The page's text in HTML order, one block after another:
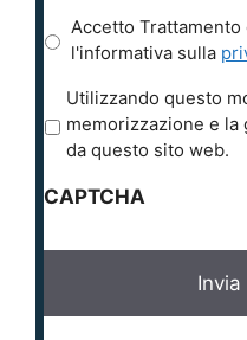
Accetto
l'informativa sulla
r
a
y
Utilizzando questo
memorizzazione e
da questo sito web.
CAPTCHA